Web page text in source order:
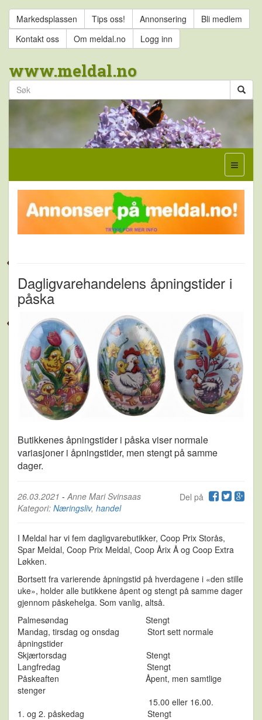
Markedsplassen Tips oss! Annonsering
Bli medlem
Kontakt oss
Om meldal.no Logg inn
www.meldal.no
Dagligvarehandelens åpningstider i
påska
Butikkenes åpningstider i påska viser normale
variasjoner i åpningstider, men stengt på samme
dager.
Del på
26.03.2021 - Anne Mari Svinsaas
Kategori: Næringsliv, handel
I Meldal har vi fem dagligvarebutikker, Coop Prix Storås,
Spar Meldal, Coop Prix Meldal, Coop Årix Å og Coop Extra
Løkken.
Bortsett fra varierende åpningstid på hverdagene i «den stille
uke», holder alle butikkene åpent og stengt på samme dager
gjennom påskehelga. Som vanlig, altså.
Palmesøndag Stengt
Mandag, tirsdag og onsdag Stort sett normale
åpningstider
Skjærtorsdag Stengt
Langfredag Stengt
Påskeaften Åpent, men samtlige
stenger
15.00 eller 16.00.
1. og 2. påskedag Stengt